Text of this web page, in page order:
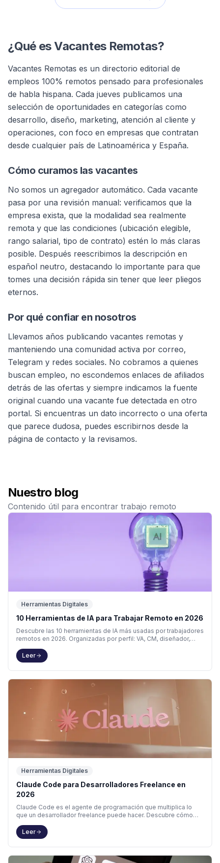
¿Qué es Vacantes Remotas?
Vacantes Remotas es un directorio editorial de
empleos 100% remotos pensado para profesionales
de habla hispana. Cada jueves publicamos una
selección de oportunidades en categorías como
desarrollo, diseño, marketing, atención al cliente y
operaciones, con foco en empresas que contratan
desde cualquier país de Latinoamérica y España.
Cómo curamos las vacantes
No somos un agregador automático. Cada vacante
pasa por una revisión manual: verificamos que la
empresa exista, que la modalidad sea realmente
remota y que las condiciones (ubicación elegible,
rango salarial, tipo de contrato) estén lo más claras
posible. Después reescribimos la descripción en
español neutro, destacando lo importante para que
tomes una decisión rápida sin tener que leer pliegos
eternos.
Por qué confiar en nosotros
Llevamos años publicando vacantes remotas y
manteniendo una comunidad activa por correo,
Telegram y redes sociales. No cobramos a quienes
buscan empleo, no escondemos enlaces de afiliados
detrás de las ofertas y siempre indicamos la fuente
original cuando una vacante fue detectada en otro
portal. Si encuentras un dato incorrecto o una oferta
que parece dudosa, puedes escribirnos desde la
página de contacto y la revisamos.
Nuestro blog
Contenido útil para encontrar trabajo remoto
Herramientas Digitales
10 Herramientas de IA para Trabajar Remoto en 2026
Descubre las 10 herramientas de IA más usadas por trabajadores
remotos en 2026. Organizadas por perfil: VA, CM, diseñador,
Leer
Herramientas Digitales
Claude Code para Desarrolladores Freelance en
2026
Claude Code es el agente de programación que multiplica lo
que un desarrollador freelance puede hacer. Descubre cómo
Leer